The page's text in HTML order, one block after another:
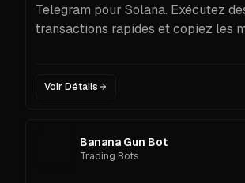
Telegram pour Solana. Exécutez
transactions rapides et copiez les
Voir Détails
Banana Gun Bot
Trading Bots